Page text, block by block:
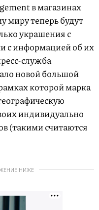
в магазинах
миру теперь будут
украшения с
с информацией об их
служба
новой большой
которой марка
индивидуально
(такими считаются
НИЖЕ